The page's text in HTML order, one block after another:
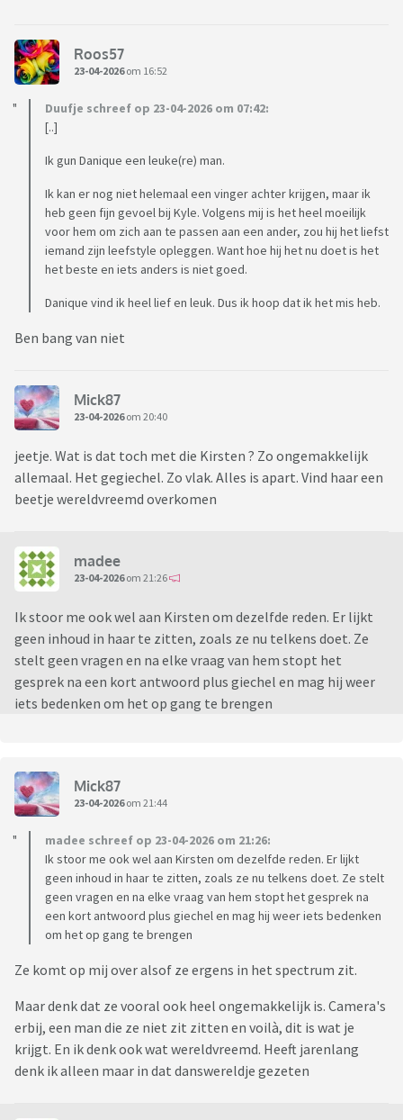
Roos57
23-04-2026om 16:52
Duufje schreef op 23-04-2026 om 07:42:
[..]
Ik gun Danique een leuke(re) man.
Ik kan er nog niet helemaal een vinger achter krijgen, maar ik
heb geen fijn gevoel bij Kyle. Volgens mij is het heel moeilijk
voor hem om zich aan te passen aan een ander, zou hij het liefst
iemand zijn leefstyle opleggen. Want hoe hij het nu doet is het
het beste en iets anders is niet goed.
Danique vind ik heel lief en leuk. Dus ik hoop dat ik het mis heb.
Ben bang van niet
Mick87
23-04-2026om 20:40
jeetje. Wat is dat toch met die Kirsten ? Zo ongemakkelijk
allemaal. Het gegiechel. Zo vlak. Alles is apart. Vind haar een
beetje wereldvreemd overkomen
madee
23-04-2026om 21:26
Ik stoor me ook wel aan Kirsten om dezelfde reden. Er lijkt
geen inhoud in haar te zitten, zoals ze nu telkens doet. Ze
stelt geen vragen en na elke vraag van hem stopt het
gesprek na een kort antwoord plus giechel en mag hij weer
iets bedenken om het op gang te brengen
Mick87
23-04-2026om 21:44
madee schreef op 23-04-2026 om 21:26:
Ik stoor me ook wel aan Kirsten om dezelfde reden. Er lijkt
geen inhoud in haar te zitten, zoals ze nu telkens doet. Ze stelt
geen vragen en na elke vraag van hem stopt het gesprek na
een kort antwoord plus giechel en mag hij weer iets bedenken
om het op gang te brengen
Ze komt op mij over alsof ze ergens in het spectrum zit.
Maar denk dat ze vooral ook heel ongemakkelijk is. Camera's
erbij, een man die ze niet zit zitten en voilà, dit is wat je
krijgt. En ik denk ook wat wereldvreemd. Heeft jarenlang
denk ik alleen maar in dat danswereldje gezeten